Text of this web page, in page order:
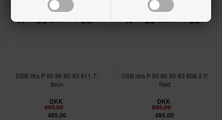
DSB litra P 50 86 90-83 811-7,
Brun
DKK
695,00
485,00
DSB litra P 50 86 90-83 808-2 P,
Rød
DKK
695,00
485,00